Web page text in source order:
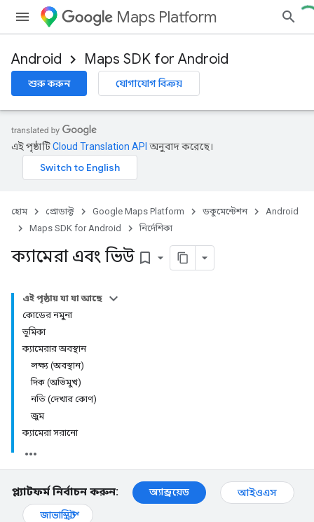
Maps Platform
Android Maps SDK for Android
শুরু করুন যোগাযোগ বিক্রয়
এই পৃষ্ঠাটিCloud Translation API অনুবাদ করেছে।
হোম প্রোডাক্ট Google Maps Platform ডকুমেন্টেশন
Android
Maps SDK for Android
নির্দেশিকা
ক্যামেরা এবং ভিউ bookmark_border
এই পৃষ্ঠায় যা যা আছে
কোডের নমুনা
ভূমিকা
ক্যামেরার অবস্থান
লক্ষ্য (অবস্থান)
দিক (অভিমুখ)
নতি (দেখার কোণ)
জুম
ক্যামেরা সরানো
প্ল্যাটফর্ম নির্বাচন করুন: অ্যান্ড্রয়েড
আইওএস
জাভাস্ক্রিপ্ট